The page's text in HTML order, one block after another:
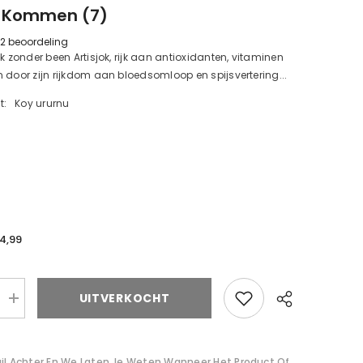
(7)
2 beoordeling
zonder been Artisjok, rijk aan antioxidanten, vitaminen
door zijn rijkdom aan bloedsomloop en spijsvertering...
Koy ururnu
Verhoog
de
UITVERKOCHT